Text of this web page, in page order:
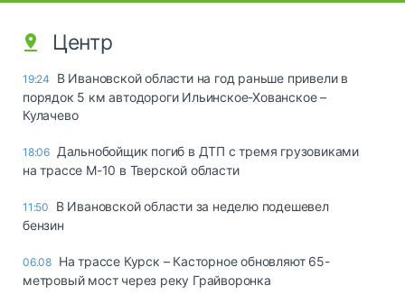
Центр
19:24
В Ивановской области на год раньше привели в
порядок 5 км автодороги Ильинское-Хованское –
Кулачево
18:06 Дальнобойщик погиб в ДТП с тремя грузовиками
на трассе М-10 в Тверской области
11:50
В Ивановской области за неделю подешевел
бензин
06.08 На трассе Курск – Касторное обновляют 65-
метровый мост через реку Грайворонка